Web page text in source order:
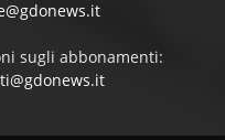
sugli abbonamenti: